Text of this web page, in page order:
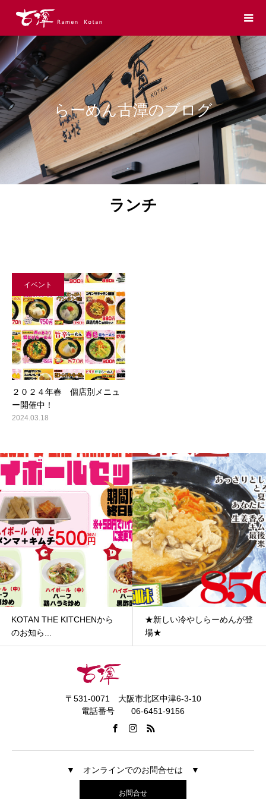
らーめん古潭のブログ
ランチ
イベント
２０２４年春 個店別メニュ
ー開催中！
2024.03.18
KOTAN THE KITCHENから
のお知ら...
★新しい冷やしらーめんが登
場★
〒531-0071 大阪市北区中津6-3-10
電話番号 06-6451-9156
▼ オンラインでのお問合せは ▼
お問合せ